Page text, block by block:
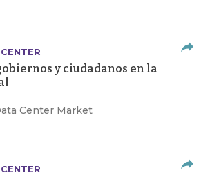
y ciudadanos en la
Center Market